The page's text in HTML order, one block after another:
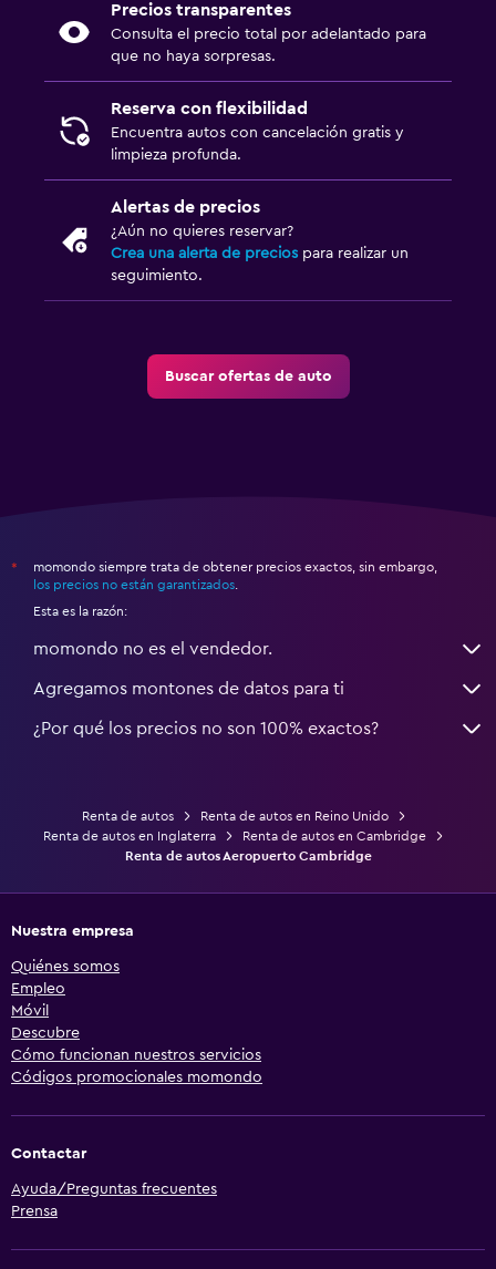
Precios transparentes
Consulta el precio total por adelantado para
que no haya sorpresas.
Reserva con flexibilidad
Encuentra autos con cancelación gratis y
limpieza profunda.
Alertas de precios
¿Aún no quieres reservar?
Crea una alerta de precios para realizar un
seguimiento.
Buscar ofertas de auto
*
momondo siempre trata de obtener precios exactos, sin embargo,
los precios no están garantizados.
Esta es la razón:
momondo no es el vendedor.
Agregamos montones de datos para ti
¿Por qué los precios no son 100% exactos?
Renta de autos
Renta de autos en Reino Unido
Renta de autos en Inglaterra
Renta de autos en Cambridge
Renta de autos Aeropuerto Cambridge
Nuestra empresa
Quiénes somos
Empleo
Móvil
Descubre
Cómo funcionan nuestros servicios
Códigos promocionales momondo
Contactar
Ayuda/Preguntas frecuentes
Prensa